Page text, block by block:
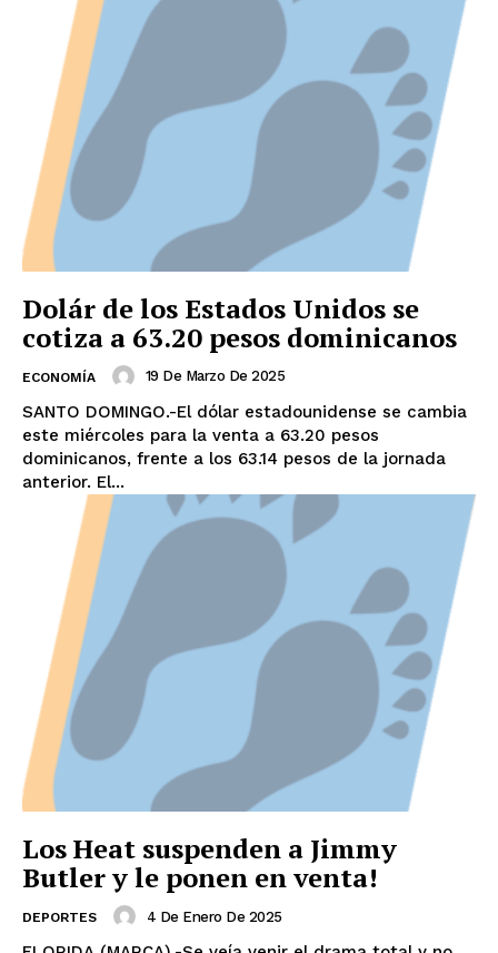
Dolár de los Estados Unidos se
cotiza a 63.20 pesos dominicanos
ECONOMÍA 19 De Marzo De 2025
SANTO DOMINGO.-El dólar estadounidense se cambia
este miércoles para la venta a 63.20 pesos
dominicanos, frente a los 63.14 pesos de la jornada
anterior. El...
Los Heat suspenden a Jimmy
Butler y le ponen en venta!
DEPORTES 4 De Enero De 2025